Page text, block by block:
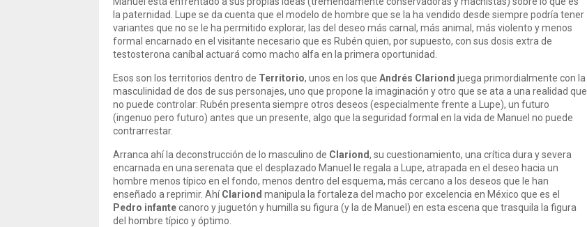
la paternidad. Lupe se da cuenta que el modelo de hombre que se la ha vendido desde siempre podría tener
variantes que no se le ha permitido explorar, las del deseo más carnal, más animal, más violento y menos
formal encarnado en el visitante necesario que es Rubén quien, por supuesto, con sus dosis extra de
testosterona caníbal actuará como macho alfa en la primera oportunidad.
Esos son los territorios dentro de Territorio, unos en los que Andrés Clariond juega primordialmente con la
masculinidad de dos de sus personajes, uno que propone la imaginación y otro que se ata a una realidad que
no puede controlar: Rubén presenta siempre otros deseos (especialmente frente a Lupe), un futuro
(ingenuo pero futuro) antes que un presente, algo que la seguridad formal en la vida de Manuel no puede
contrarrestar.
Arranca ahí la deconstrucción de lo masculino de Clariond, su cuestionamiento, una crítica dura y severa
encarnada en una serenata que el desplazado Manuel le regala a Lupe, atrapada en el deseo hacia un
hombre menos típico en el fondo, menos dentro del esquema, más cercano a los deseos que le han
enseñado a reprimir. AhíClariond manipula la fortaleza del macho por excelencia en México que es el
Pedro infantecanoro y juguetón y humilla su figura (y la de Manuel) en esta escena que trasquila la figura
del hombre típico y óptimo.